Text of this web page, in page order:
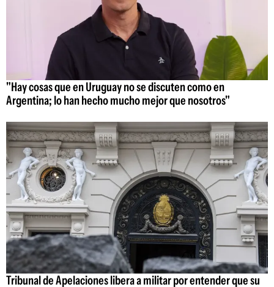
"Hay cosas que en Uruguay no se discuten como en
Argentina; lo han hecho mucho mejor que nosotros"
Tribunal de Apelaciones libera a militar por entender que su